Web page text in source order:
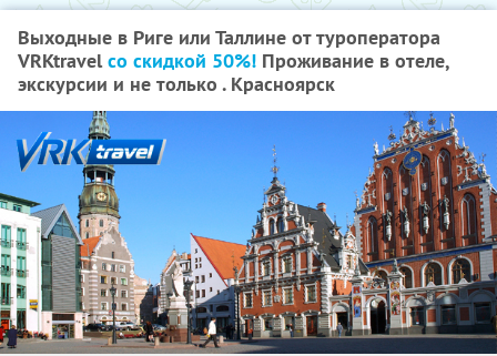
Выходные в Риге или Таллине от туроператора
VRKtravelсо скидкой 50%! Проживание в отеле,
экскурсии и не только . Красноярск